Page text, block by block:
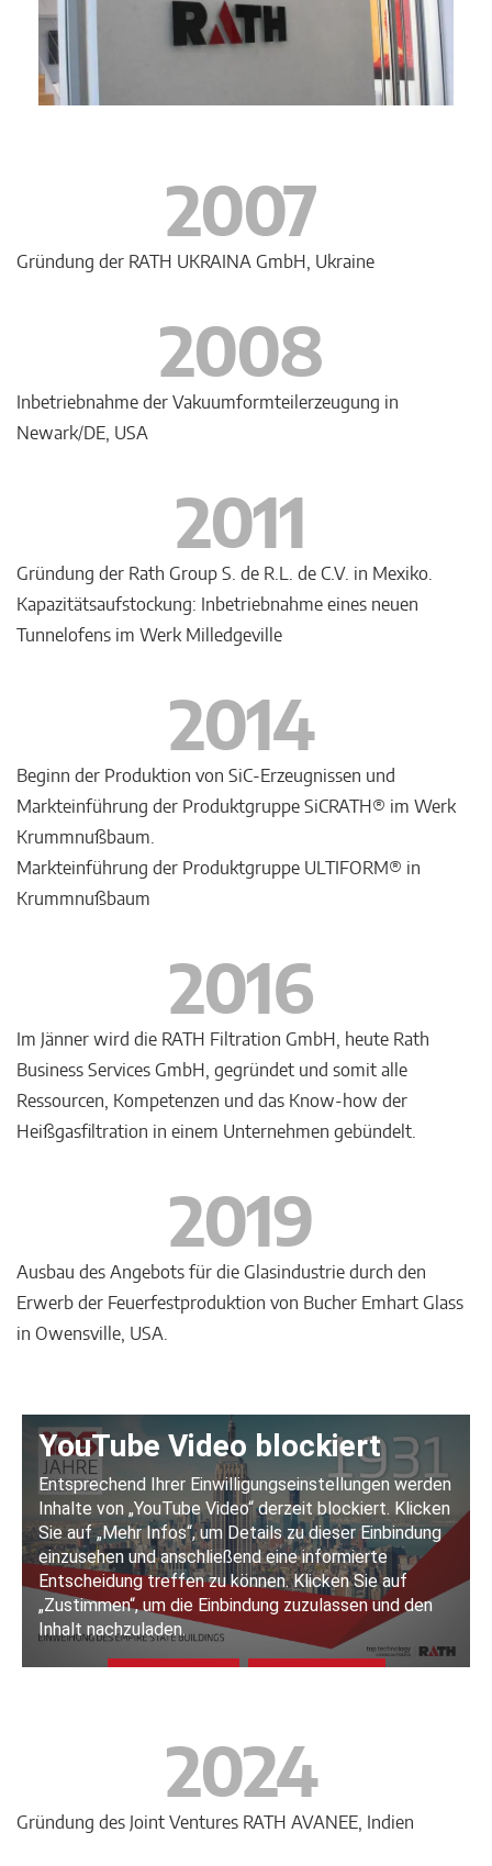
2007
Gründung der RATH UKRAINA GmbH, Ukraine
2008
Inbetriebnahme der Vakuumformteilerzeugung in
Newark/DE, USA
2011
Gründung der Rath Group S. de R.L. de C.V. in Mexiko.
Kapazitätsaufstockung: Inbetriebnahme eines neuen
Tunnelofens im Werk Milledgeville
2014
Beginn der Produktion von SiC-Erzeugnissen und
Markteinführung der Produktgruppe SiCRATH® im Werk
Krummnußbaum.
Markteinführung der Produktgruppe ULTIFORM® in
Krummnußbaum
2016
Im Jänner wird die RATH Filtration GmbH, heute Rath
Business Services GmbH, gegründet und somit alle
Ressourcen, Kompetenzen und das Know-how der
Heißgasfiltration in einem Unternehmen gebündelt.
2019
Ausbau des Angebots für die Glasindustrie durch den
Erwerb der Feuerfestproduktion von Bucher Emhart Glass
in Owensville, USA.
2024
Gründung des Joint Ventures RATH AVANEE, Indien